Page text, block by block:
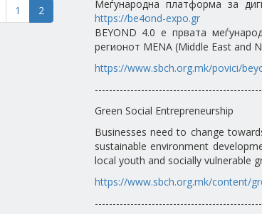
1 2
Меѓународна платформа за
https://be4ond-expo.gr
BEYOND 4.0 е првата
регионот MENA (Middle East and
https://www.sbch.org.mk/povici/
Green Social Entrepreneurship
Businesses need to change
sustainable environment
local youth and socially vulnerable
https://www.sbch.org.mk/content/